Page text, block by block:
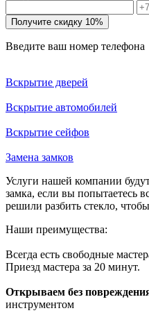
Получите скидку 10%
Введите ваш номер телефона
Вскрытие дверей
Вскрытие автомобилей
Вскрытие сейфов
Замена замков
Услуги нашей компании
замка, если вы попытаетесь
решили разбить стекло,
Наши преимущества:
Всегда есть свободные
Приезд мастера за 20 минут.
Открываем без
инструментом